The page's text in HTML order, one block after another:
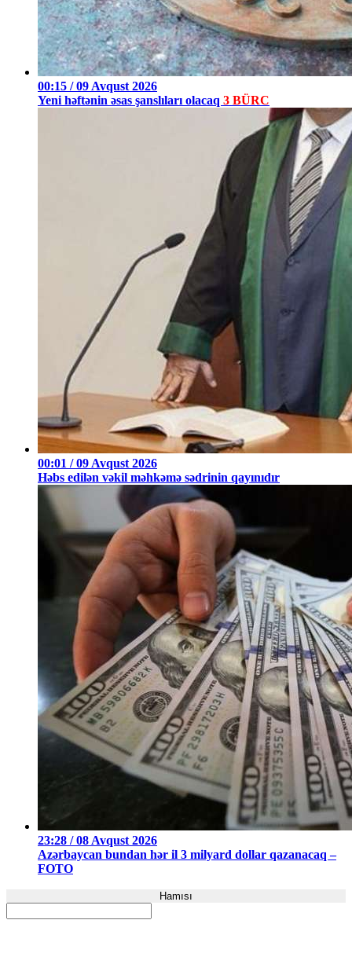
00:15 / 09 Avqust 2026
Yeni həftənin əsas şanslıları olacaq 3 BÜRC
00:01 / 09 Avqust 2026
Həbs edilən vəkil məhkəmə sədrinin qayınıdır
23:28 / 08 Avqust 2026
Azərbaycan bundan hər il 3 milyard dollar qazanacaq –
FOTO
Hamısı